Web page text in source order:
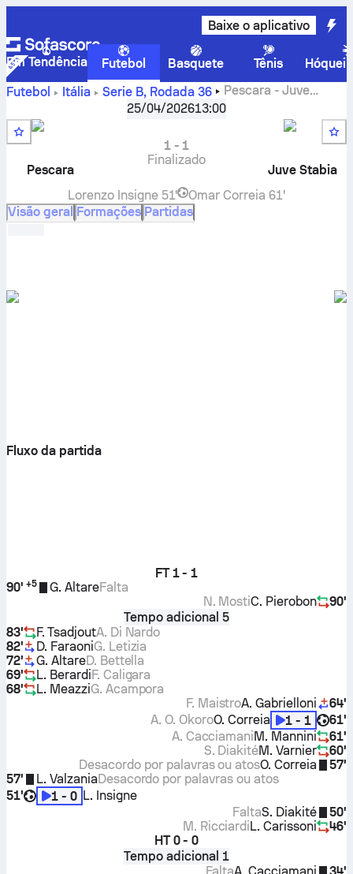
Baixe o aplicativo
Em Tendência Futebol Basquete Tênis
Hóquei
Futebol
Itália Serie B, Rodada 36 Pescara - Juve
placar ao vivo, resultados H2H, classificações e
previsões
25/04/202613:00
Pescara
1- 1
Finalizado
Juve Stabia
Lorenzo Insigne 51' Omar Correia 61'
Visão geral Formações Partidas
Fluxo da partida
FT 1 - 1
90' +5 G. AltareFalta
90'
C. Pierobon
N. Mosti
Tempo adicional 5
83'
F. TsadjoutA. Di Nardo
82'
D. FaraoniG. Letizia
72'
G. AltareD. Bettella
69'
L. BerardiF. Caligara
68'
L. MeazziG. Acampora
64'
A. Gabrielloni
F. Maistro
61'
1 - 1
O. Correia
A. O. Okoro
61'
M. Mannini
A. Cacciamani
60'
M. Varnier
S. Diakité
57'
O. Correia
Desacordo por palavras ou atos
57'
L. ValzaniaDesacordo por palavras ou atos
51'
1 - 0 L. Insigne
50'
S. Diakité
Falta
46'
L. Carissoni
M. Ricciardi
HT 0 - 0
Tempo adicional 1